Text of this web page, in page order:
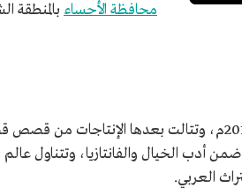
محافظة الأحساء بالمنطقة
أصدر أسامة المسلم أول أعماله الأدبية عام 1436هـ/2015م، وتتالت
ضمن أدب الخيال والفانتازيا، وتتناول
العربي.